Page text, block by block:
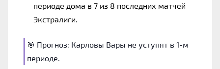
периоде дома в 7 из 8 последних матчей
Экстралиги.
🎯 Прогноз: Карловы Вары не уступят в 1-м
периоде.